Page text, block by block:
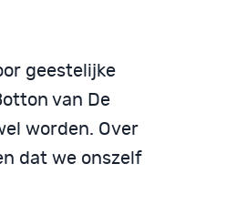
geestelijke
van De
worden. Over
dat we onszelf